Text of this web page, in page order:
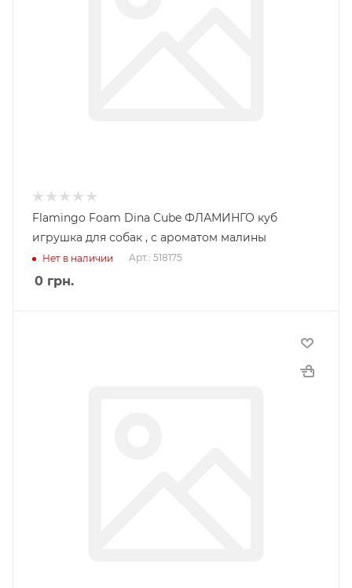
Flamingo Foam Dina Cube ФЛАМИНГО куб
игрушка для собак , с ароматом малины
Нет в наличии Арт.: 518175
0 грн.